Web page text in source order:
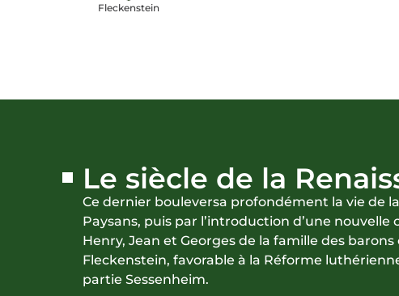
Fleckenstein
Le siècle de la
Ce dernier bouleversa profondément la vie de
Paysans, puis par l’introduction d’une
Henry, Jean et Georges de la famille des
Fleckenstein, favorable à la Réforme
partie Sessenheim.